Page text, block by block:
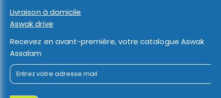
Livraison à domicile
Aswak drive
Recevez en avant-première, votre catalogue Aswak
Assalam